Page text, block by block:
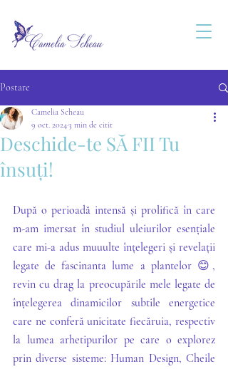
Postare
Deschide-te SĂ FII Tu
însuți!
Camelia Scheau
9 oct. 20243 min de citit
După o perioadă intensă și prolifică în care
m-am imersat în studiul uleiurilor esențiale
care mi-a adus muuulte înțelegeri și revelații
legate de fascinanta lume a plantelor 😊 ,
revin cu drag la preocupările mele legate de
înțelegerea dinamicilor subtile energetice
care ne conferă unicitate fiecăruia, respectiv
la lumea arhetipurilor pe care o explorez
prin diverse sisteme: Human Design, Cheile